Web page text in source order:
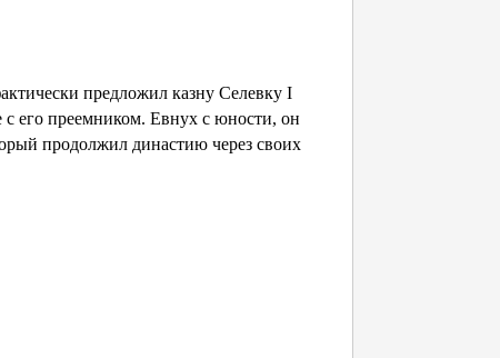
предложил казну Селевку I
с его преемником. Евнух с юности, он
продолжил династию через своих